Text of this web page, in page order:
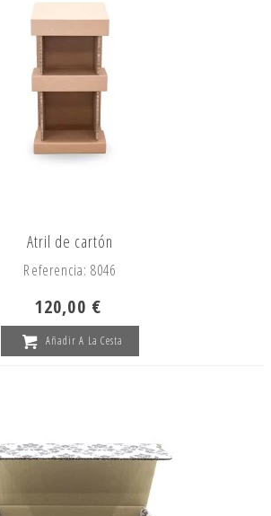
Atril de cartón
Referencia: 8046
120,00 €
Añadir A La Cesta